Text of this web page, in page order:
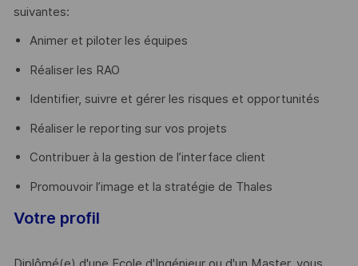
suivantes:
Animer et piloter les équipes
Réaliser les RAO
Identifier, suivre et gérer les risques et opportunités
Réaliser le reporting sur vos projets
Contribuer à la gestion de l’interface client
Promouvoir l’image et la stratégie de Thales
Votre profil